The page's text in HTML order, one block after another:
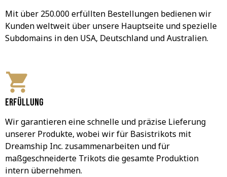
Mit über 250.000 erfüllten Bestellungen bedienen wir
Kunden weltweit über unsere Hauptseite und spezielle
Subdomains in den USA, Deutschland und Australien.
Erfüllung
Wir garantieren eine schnelle und präzise Lieferung
unserer Produkte, wobei wir für Basistrikots mit
Dreamship Inc. zusammenarbeiten und für
maßgeschneiderte Trikots die gesamte Produktion
intern übernehmen.